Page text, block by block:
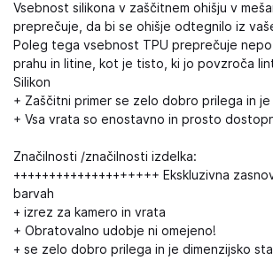
Vsebnost silikona v zaščitnem ohišju v
preprečuje, da bi se ohišje odtegnilo iz
Poleg tega vsebnost TPU preprečuje
prahu in litine, kot je tisto, ki jo povzroča
Silikon
+ Zaščitni primer se zelo dobro prilega in
+ Vsa vrata so enostavno in prosto
Značilnosti /značilnosti izdelka:
++++++++++++++++++++ Ekskluzivna
barvah
+ izrez za kamero in vrata
+ Obratovalno udobje ni omejeno!
+ se zelo dobro prilega in je dimenzijsko